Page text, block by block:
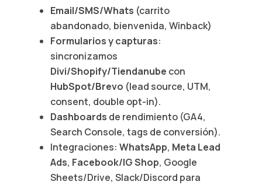
Email/SMS/Whats (carrito
abandonado, bienvenida, Winback)
Formularios y capturas:
sincronizamos
Divi/Shopify/Tiendanube con
HubSpot/Brevo (lead source, UTM,
consent, double opt-in).
Dashboards de rendimiento (GA4,
Search Console, tags de conversión).
Integraciones:WhatsApp, Meta Lead
Ads, Facebook/IG Shop, Google
Sheets/Drive, Slack/Discord para